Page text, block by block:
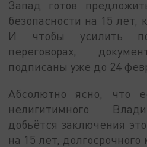
Запад готов
безопасности на 15 лет,
И чтобы усилить
переговорах,
подписаны уже до 24
Абсолютно ясно, что
нелигитимного
добьётся заключения
на 15 лет,